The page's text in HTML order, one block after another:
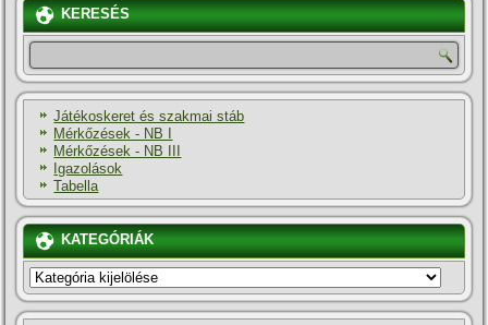
KERESÉS
Játékoskeret és szakmai stáb
Mérkőzések - NB I
Mérkőzések - NB III
Igazolások
Tabella
KATEGÓRIÁK
KATEGÓRIÁK